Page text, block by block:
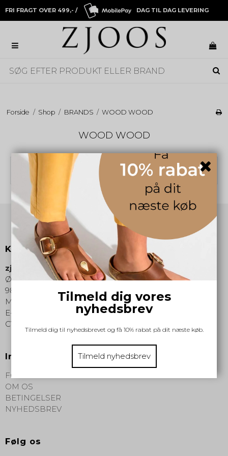
FRI FRAGT OVER 499,- / DAG TIL DAG LEVERING
Forside / Shop / BRANDS / WOOD WOOD
WOOD WOOD
Ingen produkter fundet.
Kontakt os
zjoos-hjoerring.dk
Østergade 15
9800 Hjørring
Mobil nr.
60194457 - Telefontid 10-15
E-mail
hjoerring@zjoos.dk
CVR-nummer
Information
FORSIDE
OM OS
BETINGELSER
NYHEDSBREV
Følg os
Tilmeld dig vores
nyhedsbrev
Tilmeld dig til nyhedsbrevet og få 10% rabat på dit næste køb.
Tilmeld nyhedsbrev